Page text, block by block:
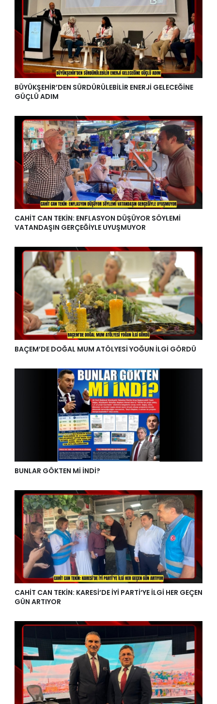
BÜYÜKŞEHİR’DEN SÜRDÜRÜLEBİLİR ENERJİ GELECEĞİNE
GÜÇLÜ ADIM
CAHİT CAN TEKİN: ENFLASYON DÜŞÜYOR SÖYLEMİ
VATANDAŞIN GERÇEĞİYLE UYUŞMUYOR
BAÇEM’DE DOĞAL MUM ATÖLYESİ YOĞUN İLGİ GÖRDÜ
BUNLAR GÖKTEN Mİ İNDİ?
CAHİT CAN TEKİN: KARESİ’DE İYİ PARTİ’YE İLGİ HER GEÇEN
GÜN ARTIYOR